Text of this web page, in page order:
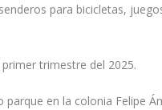
para bicicletas,
trimestre del 2025.
en la colonia Felipe